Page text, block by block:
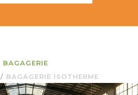
BAGAGERIE
/ BAGAGERIE ISOTHERME